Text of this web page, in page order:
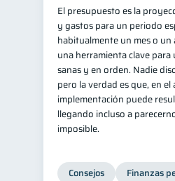
El presupuesto es la
y gastos para un periodo
habitualmente un mes o un
una herramienta clave para
sanas y en orden. Nadie
pero la verdad es que, en
implementación puede
llegando incluso a
imposible.
Consejos Finanzas